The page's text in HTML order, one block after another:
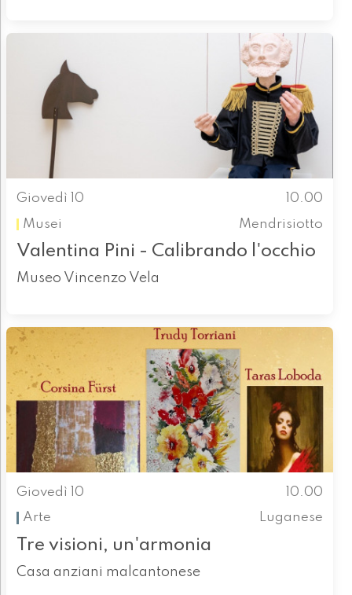
Giovedì 10
10.00
Musei
Mendrisiotto
Valentina Pini - Calibrando l'occhio
Museo Vincenzo Vela
Giovedì 10
10.00
Arte
Luganese
Tre visioni, un'armonia
Casa anziani malcantonese